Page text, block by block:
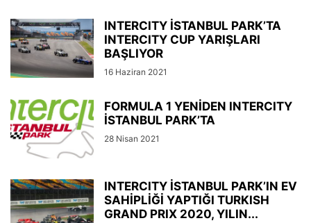
INTERCITY İSTANBUL PARK’TA
INTERCITY CUP YARIŞLARI
BAŞLIYOR
16 Haziran 2021
FORMULA 1 YENİDEN INTERCITY
İSTANBUL PARK’TA
28 Nisan 2021
INTERCITY İSTANBUL PARK’IN EV
SAHİPLİĞİ YAPTIĞI TURKISH
GRAND PRIX 2020, YILIN...